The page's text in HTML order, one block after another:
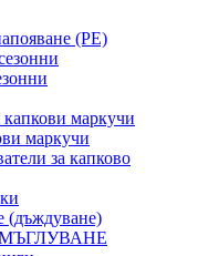
(PE)
маркучи
маркучи
за капково
(дъждуване)